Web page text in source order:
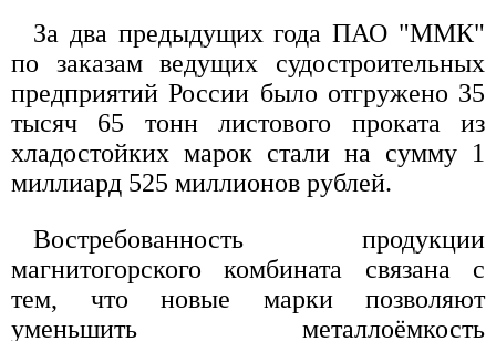
За два предыдущих года ПАО "ММК"
по заказам ведущих судостроительных
предприятий России было отгружено 35
тысяч 65 тонн листового проката из
хладостойких марок стали на сумму 1
миллиард 525 миллионов рублей.
Востребованность продукции
магнитогорского комбината связана с
тем, что новые марки позволяют
уменьшить металлоёмкость